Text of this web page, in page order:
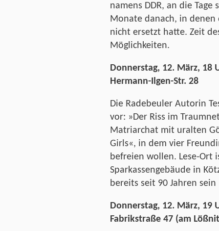
namens DDR, an die
Monate danach, in
nicht ersetzt hatte. Zeit
Möglichkeiten.
Donnerstag, 12. März, 18
Hermann-Ilgen-Str. 28
Die Radebeuler Autorin
vor: »Der Riss im
Matriarchat mit uralten
Girls«, in dem vier
befreien wollen. Lese-Ort
Sparkassengebäude in
bereits seit 90 Jahren
Donnerstag, 12. März, 19
Fabrikstraße 47 (am